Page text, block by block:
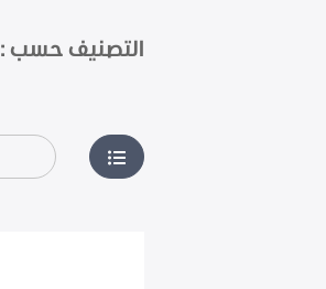
التصنيف حسب :